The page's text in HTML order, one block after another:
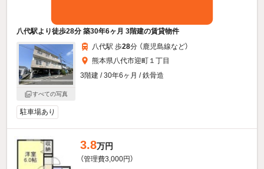
八代駅より徒歩28分 築30年6ヶ月 3階建の賃貸物件
すべての写真
八代駅 歩28分 （鹿児島線など）
熊本県八代市迎町１丁目
3階建 / 30年6ヶ月 / 鉄骨造
駐車場あり
3.8万円
（管理費3,000円）